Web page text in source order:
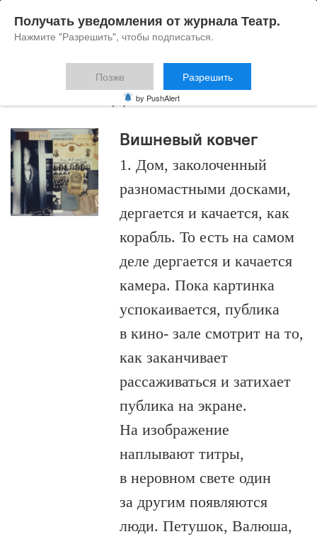
Ольга Федянина
Вишневый ковчег
1. Дом, заколоченный
разномастными досками,
дергается и качается, как
корабль. То есть на самом
деле дергается и качается
камера. Пока картинка
успокаивается, публика
в кино- зале смотрит на то,
как заканчивает
рассаживаться и затихает
публика на экране.
На изображение
наплывают титры,
в неровном свете один
за другим появляются
люди. Петушок, Валюша,
Получать уведомления от журнала Театр.
Нажмите "Разрешить", чтобы подписаться.
Позже Разрешить
by PushAlert